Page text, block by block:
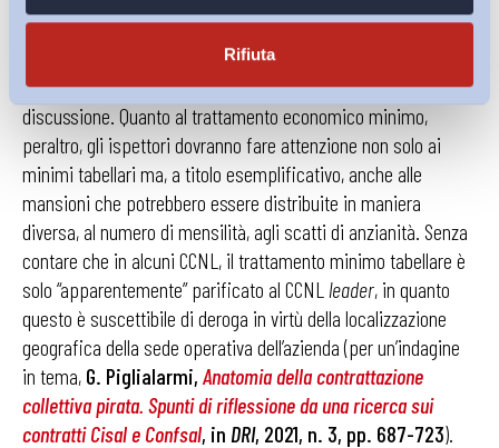
Rifiuta
residuando peraltro il problema delwelfarecontrattuale, la cui
sistematizzazione tra corrispettività (in termini di trattamento
economico) e funzione previdenziale è ancora oggetto di
discussione. Quanto al trattamento economico minimo,
peraltro, gli ispettori dovranno fare attenzione non solo ai
minimi tabellari ma, a titolo esemplificativo, anche alle
mansioni che potrebbero essere distribuite in maniera
diversa, al numero di mensilità, agli scatti di anzianità. Senza
contare che in alcuni CCNL, il trattamento minimo tabellare è
solo “apparentemente” parificato al CCNL leader, in quanto
questo è suscettibile di deroga in virtù della localizzazione
geografica della sede operativa dell’azienda (per un’indagine
in tema, G. Piglialarmi, Anatomia della contrattazione
collettiva pirata. Spunti di riflessione da una ricerca sui
contratti Cisal e Confsal, in DRI, 2021, n. 3, pp. 687-723).